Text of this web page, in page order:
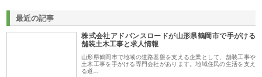
最近の記事
株式会社アドバンスロードが山形県鶴岡市で手がける
舗装土木工事と求人情報
山形県鶴岡市で地域の道路基盤を支える企業として、舗装工事や
土木工事を手がける専門会社があります。地域住民の生活を支え
る道…